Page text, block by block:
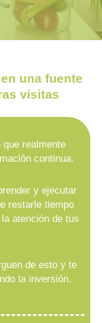
una fuente
visitas
realmente
continua.
y ejecutar
restarle tiempo
atención de tus
de esto y te
la inversión.